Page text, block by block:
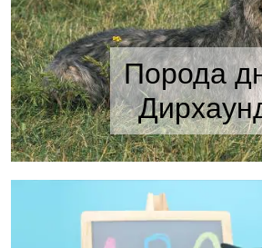
Порода